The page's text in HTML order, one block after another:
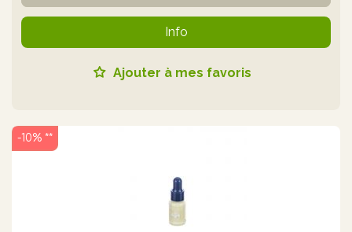
Info
Ajouter à mes favoris
-10% **